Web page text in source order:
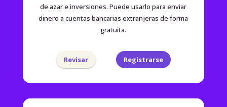
de azar e inversiones. Puede usarlo para enviar
dinero a cuentas bancarias extranjeras de forma
gratuita.
Revisar Registrarse